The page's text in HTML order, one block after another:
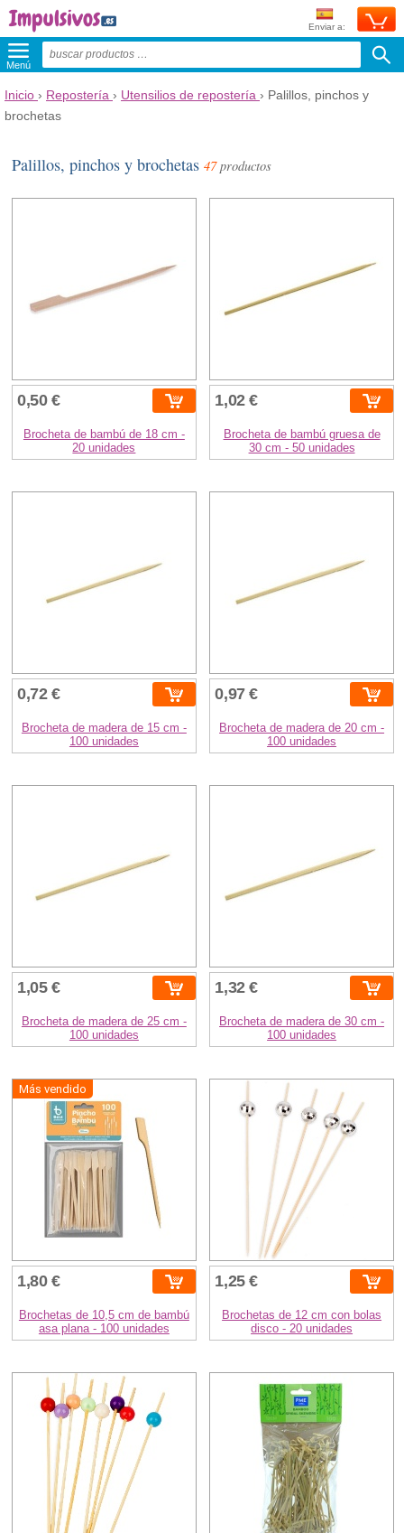
Enviar a:
Menú
Inicio › Repostería › Utensilios de repostería › Palillos, pinchos y
brochetas
Palillos, pinchos y brochetas47productos
0,50 €
Brocheta de bambú de 18 cm -
20 unidades
1,02 €
Brocheta de bambú gruesa de
30 cm - 50 unidades
0,72 €
Brocheta de madera de 15 cm -
100 unidades
0,97 €
Brocheta de madera de 20 cm -
100 unidades
1,05 €
Brocheta de madera de 25 cm -
100 unidades
1,32 €
Brocheta de madera de 30 cm -
100 unidades
Más vendido
1,80 €
Brochetas de 10,5 cm de bambú
asa plana - 100 unidades
1,25 €
Brochetas de 12 cm con bolas
disco - 20 unidades